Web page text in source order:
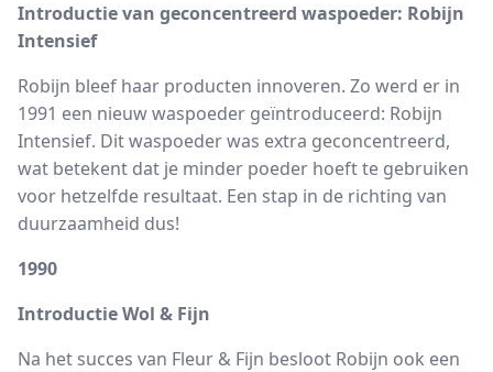
Introductie van geconcentreerd waspoeder: Robijn
Intensief
Robijn bleef haar producten innoveren. Zo werd er in
1991 een nieuw waspoeder geïntroduceerd: Robijn
Intensief. Dit waspoeder was extra geconcentreerd,
wat betekent dat je minder poeder hoeft te gebruiken
voor hetzelfde resultaat. Een stap in de richting van
duurzaamheid dus!
1990
Introductie Wol & Fijn
Na het succes van Fleur & Fijn besloot Robijn ook een